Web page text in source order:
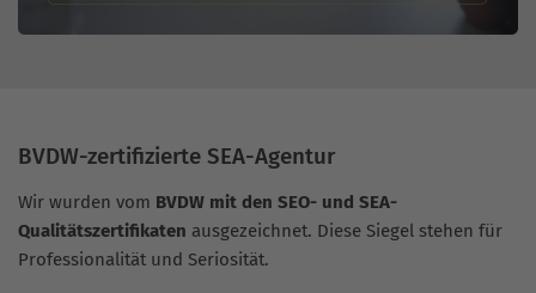
BVDW-zertifizierte SEA-Agentur
Wir wurden vom BVDW mit den SEO- und SEA-
Qualitätszertifikaten ausgezeichnet. Diese Siegel stehen für
Professionalität und Seriosität.